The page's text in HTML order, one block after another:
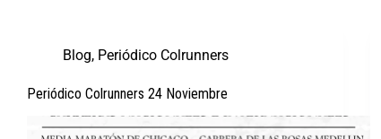
Blog, Periódico Colrunners
Periódico Colrunners 24 Noviembre